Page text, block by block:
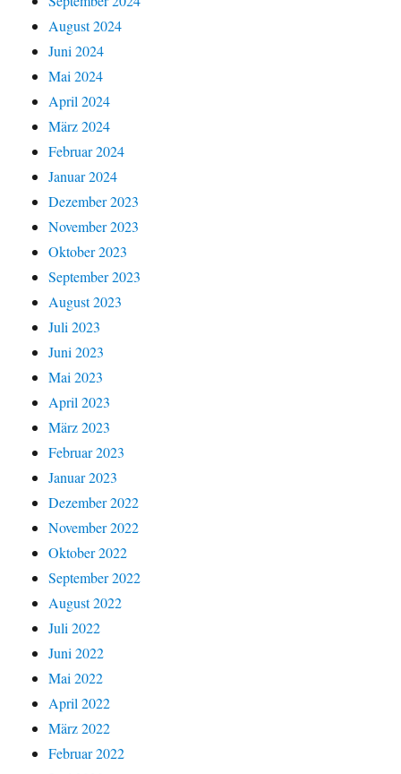
August 2024
Juni 2024
Mai 2024
April 2024
März 2024
Februar 2024
Januar 2024
Dezember 2023
November 2023
Oktober 2023
September 2023
August 2023
Juli 2023
Juni 2023
Mai 2023
April 2023
März 2023
Februar 2023
Januar 2023
Dezember 2022
November 2022
Oktober 2022
September 2022
August 2022
Juli 2022
Juni 2022
Mai 2022
April 2022
März 2022
Februar 2022